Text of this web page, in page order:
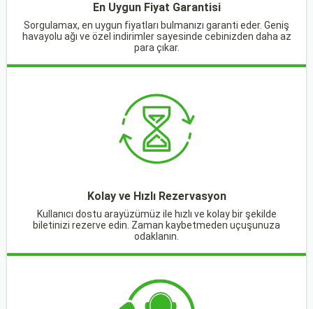
En Uygun Fiyat Garantisi
Sorgulamax, en uygun fiyatları bulmanızı garanti eder. Geniş
havayolu ağı ve özel indirimler sayesinde cebinizden daha az
para çıkar.
Kolay ve Hızlı Rezervasyon
Kullanıcı dostu arayüzümüz ile hızlı ve kolay bir şekilde
biletinizi rezerve edin. Zaman kaybetmeden uçuşunuza
odaklanın.